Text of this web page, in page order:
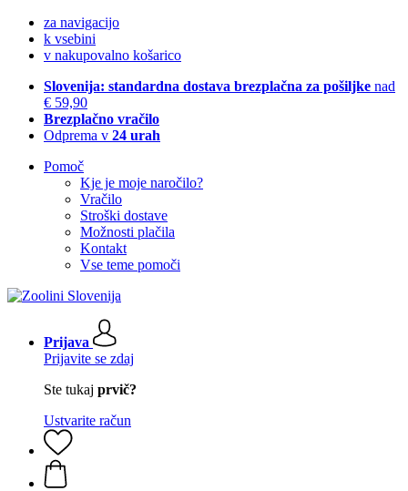
za navigacijo
k vsebini
v nakupovalno košarico
Slovenija: standardna dostava brezplačna za pošiljke nad
€ 59,90
Brezplačno vračilo
Odprema v 24 urah
Pomoč
Kje je moje naročilo?
Vračilo
Stroški dostave
Možnosti plačila
Kontakt
Vse teme pomoči
Prijava
Prijavite se zdaj
Ste tukaj prvič?
Ustvarite račun